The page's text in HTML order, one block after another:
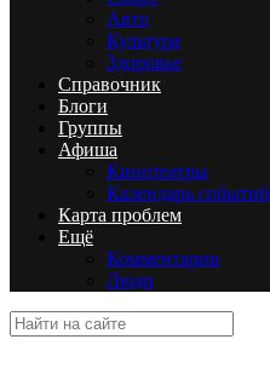
Авто
Культура
Здоровье
Справочник
Блоги
Группы
Афиша
Кинотеатры
Календарь событий
Карта проблем
Ещё
Комментарии
Люди